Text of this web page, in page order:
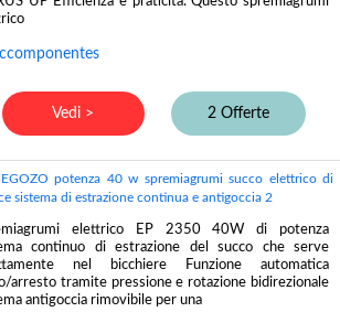
Vedi > 2 Offerte
potenza 40 w spremiagrumi succo elettrico di
sistema di estrazione continua e antigoccia 2
elettrico EP 2350 40W di potenza
continuo di estrazione del succo che serve
nel bicchiere Funzione automatica
arresto tramite pressione e rotazione bidirezionale
antigoccia rimovibile per una